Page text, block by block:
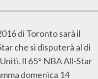
di Toronto sarà il
che si disputerà al di
Il 65° NBA All-Star
domenica 14